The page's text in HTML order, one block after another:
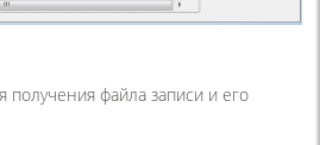
получения файла записи и его